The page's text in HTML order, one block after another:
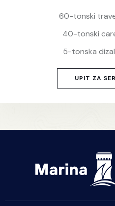
60-tonski
40-tonski
5-tonska
UPIT ZA